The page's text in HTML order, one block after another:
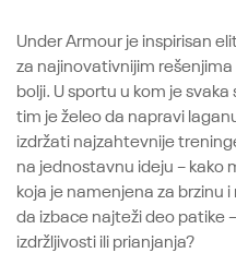
Under Armour je inspirisan
za najinovativnijim
bolji. U sportu u kom je
tim je želeo da napravi
izdržati najzahtevnije
na jednostavnu ideju – kako
koja je namenjena za brzinu
da izbace najteži deo patike
izdržljivosti ili prianjanja?